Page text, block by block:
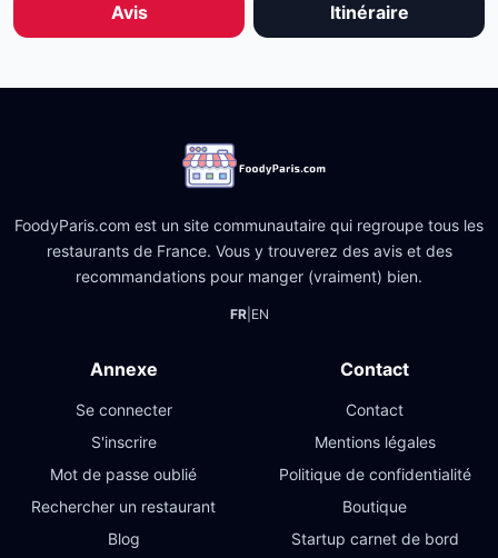
Avis Itinéraire
FoodyParis.com est un site communautaire qui regroupe tous les
restaurants de France. Vous y trouverez des avis et des
recommandations pour manger (vraiment) bien.
FR| EN
Annexe
Se connecter
S'inscrire
Mot de passe oublié
Rechercher un restaurant
Blog
Contact
Contact
Mentions légales
Politique de confidentialité
Boutique
Startup carnet de bord